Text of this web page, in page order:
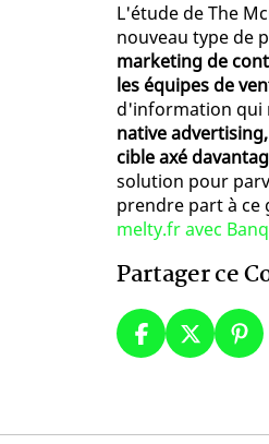
L'étude de The
nouveau type de
marketing de
les équipes de
d'information qui
native
cible axé
solution pour
prendre part à ce
melty.fr avec
Partager ce